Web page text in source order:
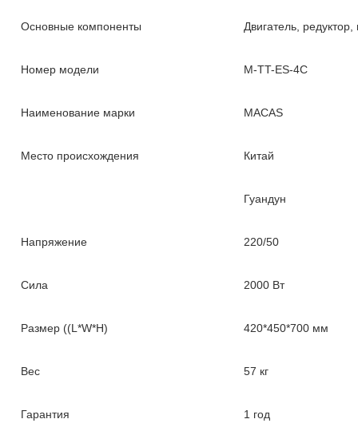
Основные компоненты Двигатель, редуктор,
Номер модели M-TT-ES-4C
Наименование марки MACAS
Место происхождения Китай
Гуандун
Напряжение 220/50
Сила 2000 Вт
Размер ((L*W*H) 420*450*700 мм
Вес 57 кг
Гарантия 1 год